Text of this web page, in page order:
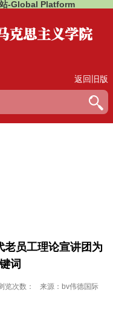
-Global Platform
返回旧版
员工理论宣讲团为
词
览次数：
来源：bv伟德国际